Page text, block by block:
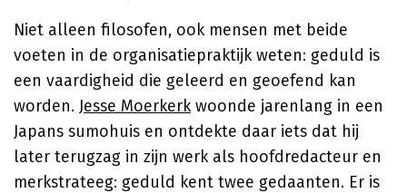
Niet alleen filosofen, ook mensen met beide
voeten in de organisatiepraktijk weten: geduld is
een vaardigheid die geleerd en geoefend kan
worden. Jesse Moerkerkwoonde jarenlang in een
Japans sumohuis en ontdekte daar iets dat hij
later terugzag in zijn werk als hoofdredacteur en
merkstrateeg: geduld kent twee gedaanten. Er is